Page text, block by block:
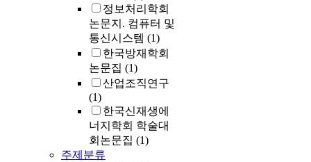
정보처리학회
논문지. 컴퓨터 및
통신시스템 (1)
한국방재학회
논문집 (1)
산업조직연구
(1)
한국신재생에
너지학회 학술대
회논문집 (1)
주제분류